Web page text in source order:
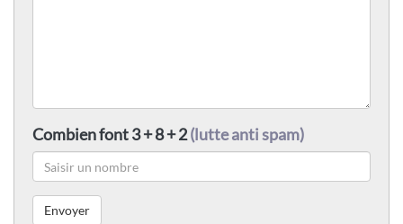
Combien font 3 + 8 + 2(lutte anti spam)